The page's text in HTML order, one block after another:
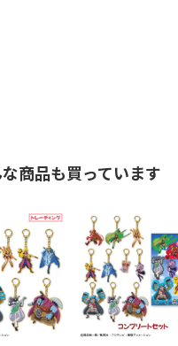
商品も買っています